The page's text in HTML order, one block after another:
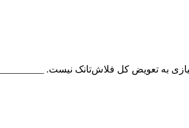
به تعویض کل فلاش‌تانک نیست.